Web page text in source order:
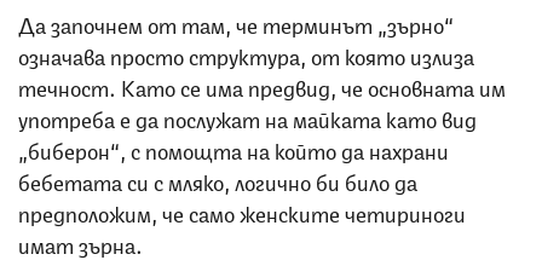
Да започнем от там, че терминът „зърно“
означава просто структура, от която излиза
течност. Като се има предвид, че основната им
употреба е да послужат на майката като вид
„биберон“, с помощта на който да нахрани
бебетата си с мляко, логично би било да
предположим, че само женските четириноги
имат зърна.